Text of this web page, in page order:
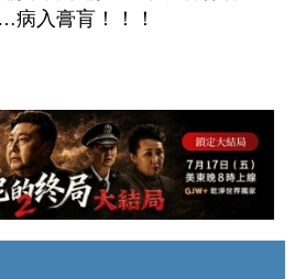
病入膏肓！！！